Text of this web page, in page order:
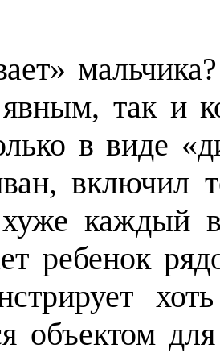
так и
в виде
включил
каждый
ребенок
объектом